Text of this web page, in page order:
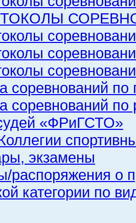
соревнований по
соревнований по
«ФРиГСТО»
экзамены
распоряжения о
категории по